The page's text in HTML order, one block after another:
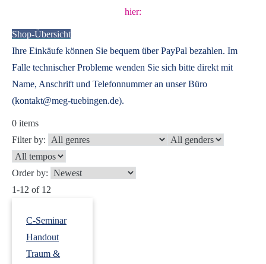
hier:
Shop-Übersicht
Ihre Einkäufe können Sie bequem über PayPal bezahlen. Im
Falle technischer Probleme wenden Sie sich bitte direkt mit
Name, Anschrift und Telefonnummer an unser Büro
(kontakt@meg-tuebingen.de).
0 items
Filter by:
Order by:
1-12 of 12
C-Seminar
Handout
Traum &